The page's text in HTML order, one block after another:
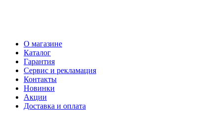
О магазине
Каталог
Гарантия
Сервис и рекламация
Контакты
Новинки
Акции
Доставка и оплата